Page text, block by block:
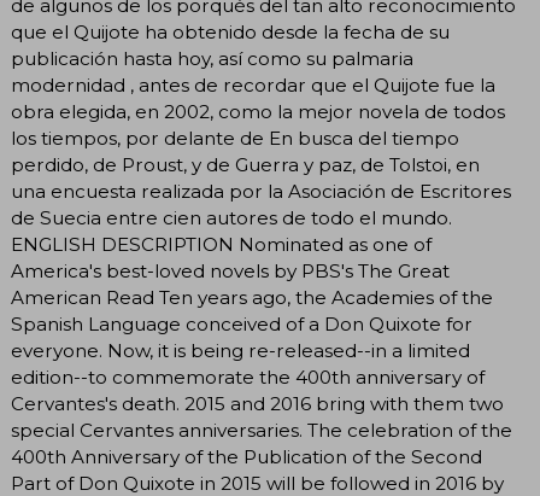
de algunos de los porqués del tan alto reconocimiento
que el Quijote ha obtenido desde la fecha de su
publicación hasta hoy, así como su palmaria
modernidad , antes de recordar que el Quijote fue la
obra elegida, en 2002, como la mejor novela de todos
los tiempos, por delante de En busca del tiempo
perdido, de Proust, y de Guerra y paz, de Tolstoi, en
una encuesta realizada por la Asociación de Escritores
de Suecia entre cien autores de todo el mundo.
ENGLISH DESCRIPTION Nominated as one of
America's best-loved novels by PBS's The Great
American Read Ten years ago, the Academies of the
Spanish Language conceived of a Don Quixote for
everyone. Now, it is being re-released--in a limited
edition--to commemorate the 400th anniversary of
Cervantes's death. 2015 and 2016 bring with them two
special Cervantes anniversaries. The celebration of the
400th Anniversary of the Publication of the Second
Part of Don Quixote in 2015 will be followed in 2016 by